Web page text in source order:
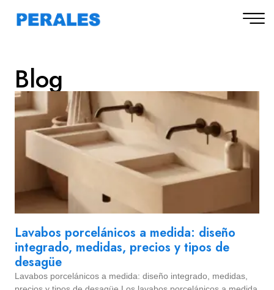
Blog
Lavabos porcelánicos a medida: diseño
integrado, medidas, precios y tipos de
desagüe
Lavabos porcelánicos a medida: diseño integrado, medidas,